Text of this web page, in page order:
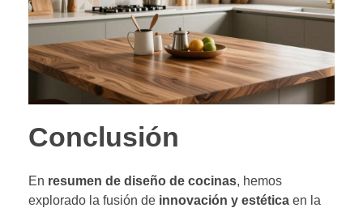
Conclusión
En resumen de diseño de cocinas, hemos
explorado la fusión de innovación y estética en la